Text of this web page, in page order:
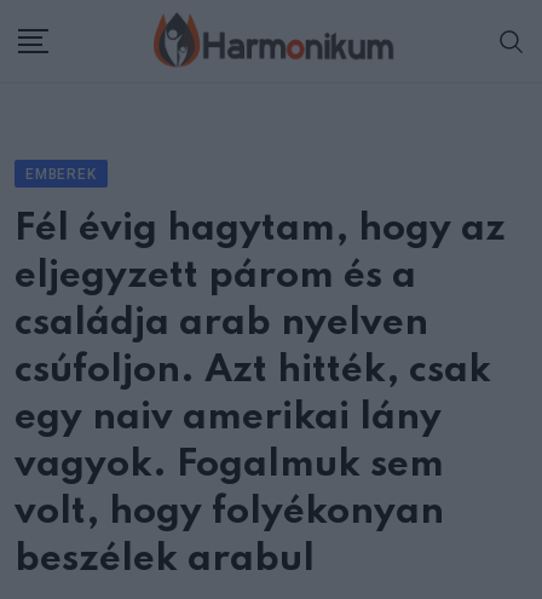
EMBEREK
Fél évig hagytam, hogy az
eljegyzett párom és a
családja arab nyelven
csúfoljon. Azt hitték, csak
egy naiv amerikai lány
vagyok. Fogalmuk sem
volt, hogy folyékonyan
beszélek arabul